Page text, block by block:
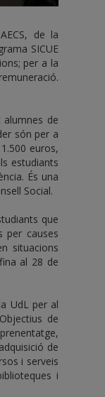
de la
SICUE
per a la
de
són per a
euros,
estudiants
És una
Social.
que
per causes
situacions
al 28 de
UdL per al
de
de
i serveis
i